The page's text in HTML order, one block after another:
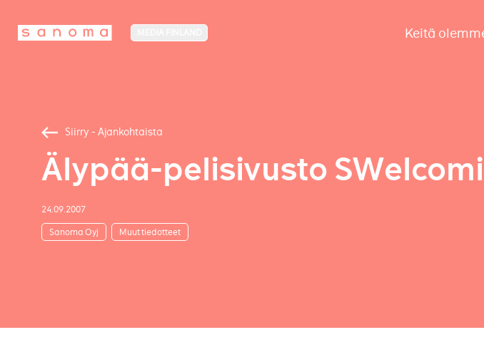
Keitä
Siirry - Ajankohtaista
Älypää-pelisivusto
24.09.2007
Sanoma Oyj Muut tiedotteet